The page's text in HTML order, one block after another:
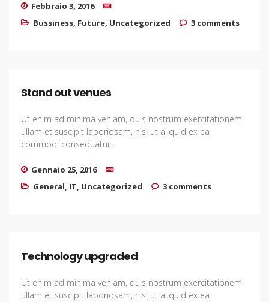
Febbraio 3, 2016
Bussiness, Future, Uncategorized 3 comments
Stand out venues
Ut enim ad minima veniam, quis nostrum exercitationem
ullam et suscipit laboriosam, nisi ut aliquid ex ea
commodi consequatur.
Gennaio 25, 2016
General, IT, Uncategorized 3 comments
Technology upgraded
Ut enim ad minima veniam, quis nostrum exercitationem
ullam et suscipit laboriosam, nisi ut aliquid ex ea